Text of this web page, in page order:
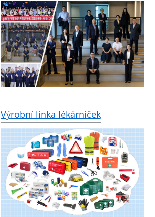
Výrobní linka lékárniček